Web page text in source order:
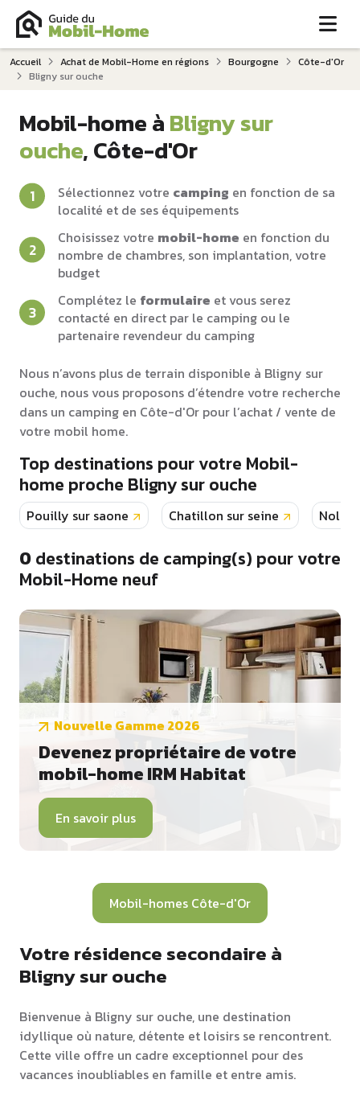
Accueil Achat de Mobil-Home en régions Bourgogne
Côte-d'Or
Bligny sur ouche
Mobil-home àBligny sur
ouche, Côte-d'Or
Sélectionnez votre camping en fonction de sa
localité et de ses équipements
Choisissez votre mobil-home en fonction du
nombre de chambres, son implantation, votre
budget
Complétez le formulaire et vous serez
contacté en direct par le camping ou le
partenaire revendeur du camping
Nous n’avons plus de terrain disponible à Bligny sur
ouche, nous vous proposons d’étendre votre recherche
dans un camping en Côte-d'Or pour l’achat / vente de
votre mobil home.
Top destinations pour votre Mobil-
home proche Bligny sur ouche
Pouilly sur saone Chatillon sur seine Nolay
0destinations de camping(s) pour votre
Mobil-Home neuf
Nouvelle Gamme 2026
Devenez propriétaire de votre
mobil-home IRM Habitat
En savoir plus
Mobil-homes Côte-d'Or
Votre résidence secondaire à
Bligny sur ouche
Bienvenue à Bligny sur ouche, une destination
idyllique où nature, détente et loisirs se rencontrent.
Cette ville offre un cadre exceptionnel pour des
vacances inoubliables en famille et entre amis.